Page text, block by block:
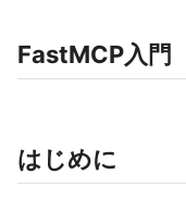
FastMCP入門
はじめに